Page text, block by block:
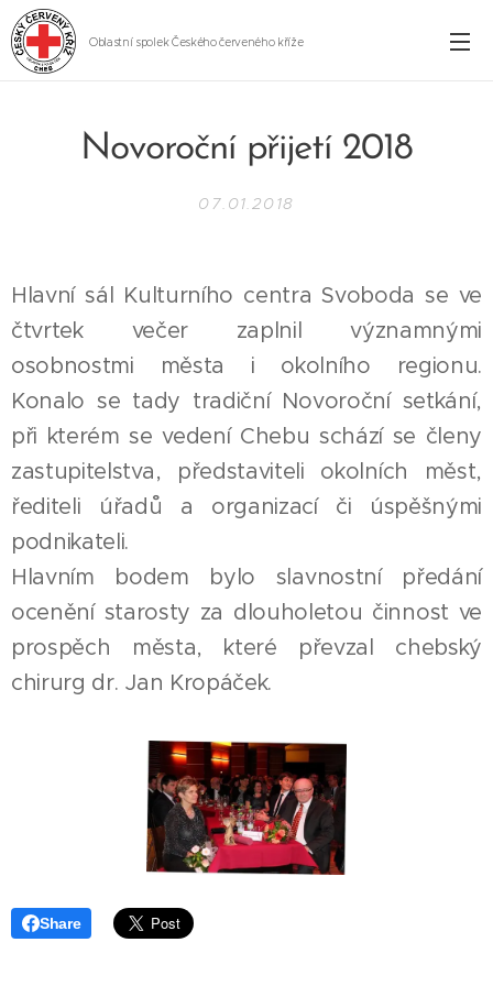
Oblastní spolek Českého červeného kříže
Novoroční přijetí 2018
07.01.2018
Hlavní sál Kulturního centra Svoboda se ve
čtvrtek večer zaplnil významnými
osobnostmi města i okolního regionu.
Konalo se tady tradiční Novoroční setkání,
při kterém se vedení Chebu schází se členy
zastupitelstva, představiteli okolních měst,
řediteli úřadů a organizací či úspěšnými
podnikateli.
Hlavním bodem bylo slavnostní předání
ocenění starosty za dlouholetou činnost ve
prospěch města, které převzal chebský
chirurg dr. Jan Kropáček.
Share